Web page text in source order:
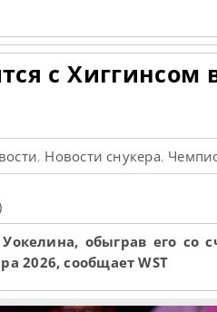
с
, Новости снукера,
обыграв его со
2026, сообщает WST